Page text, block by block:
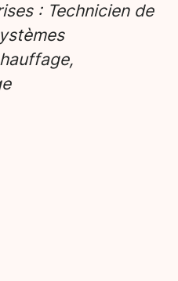
: Technicien de